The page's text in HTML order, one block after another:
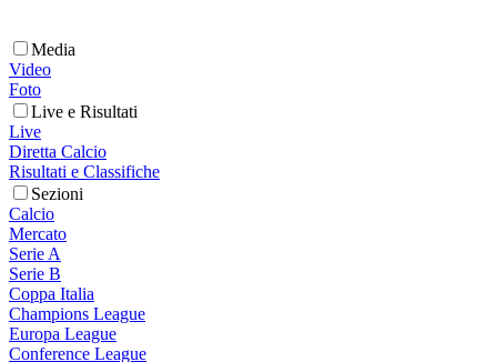
Media
Video
Foto
Live e Risultati
Live
Diretta Calcio
Risultati e Classifiche
Sezioni
Calcio
Mercato
Serie A
Serie B
Coppa Italia
Champions League
Europa League
Conference League